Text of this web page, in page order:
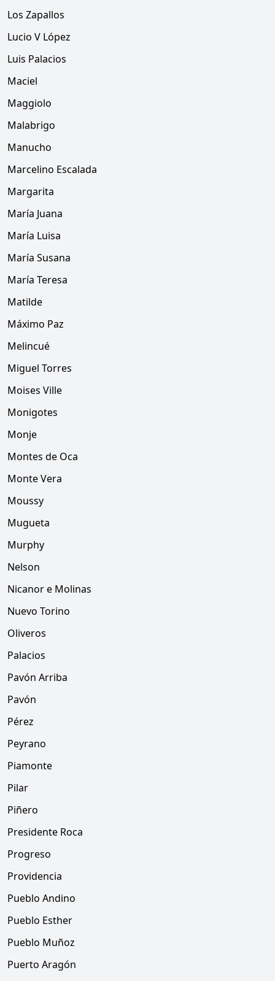
Los Zapallos
Lucio V López
Luis Palacios
Maciel
Maggiolo
Malabrigo
Manucho
Marcelino Escalada
Margarita
María Juana
María Luisa
María Susana
María Teresa
Matilde
Máximo Paz
Melincué
Miguel Torres
Moises Ville
Monigotes
Monje
Montes de Oca
Monte Vera
Moussy
Mugueta
Murphy
Nelson
Nicanor e Molinas
Nuevo Torino
Oliveros
Palacios
Pavón Arriba
Pavón
Pérez
Peyrano
Piamonte
Pilar
Piñero
Presidente Roca
Progreso
Providencia
Pueblo Andino
Pueblo Esther
Pueblo Muñoz
Puerto Aragón